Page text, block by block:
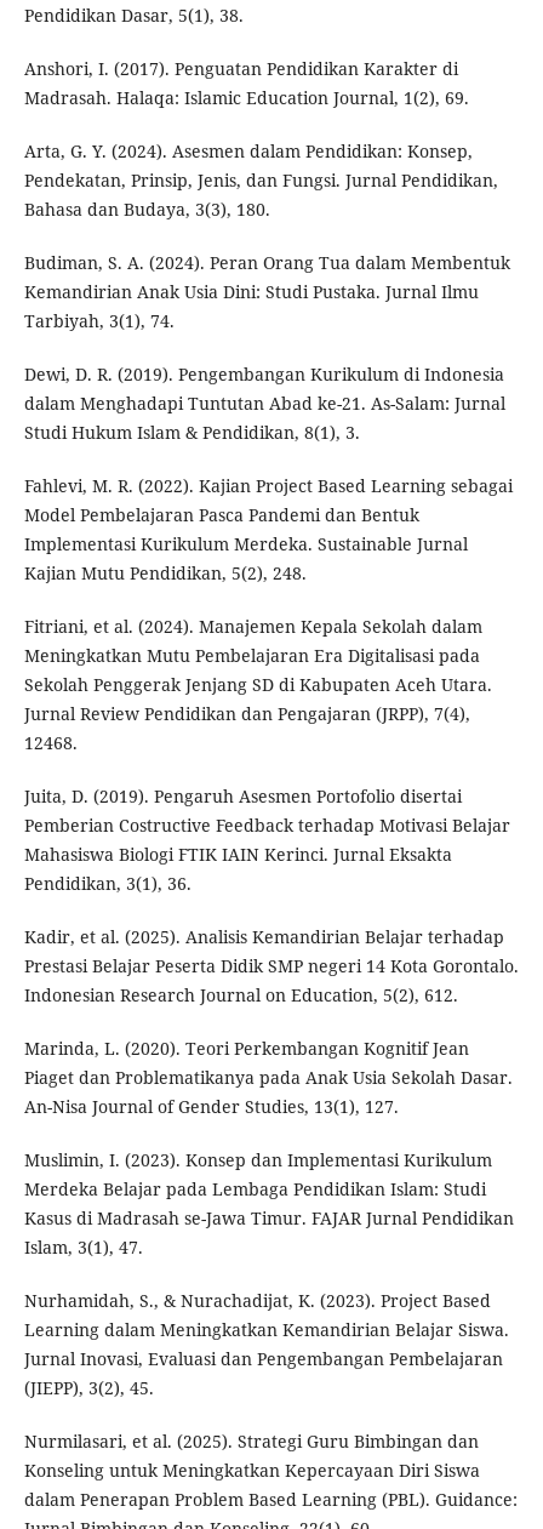
Pendidikan Dasar, 5(1), 38.
Anshori, I. (2017). Penguatan Pendidikan Karakter di
Madrasah. Halaqa: Islamic Education Journal, 1(2), 69.
Arta, G. Y. (2024). Asesmen dalam Pendidikan: Konsep,
Pendekatan, Prinsip, Jenis, dan Fungsi. Jurnal Pendidikan,
Bahasa dan Budaya, 3(3), 180.
Budiman, S. A. (2024). Peran Orang Tua dalam Membentuk
Kemandirian Anak Usia Dini: Studi Pustaka. Jurnal Ilmu
Tarbiyah, 3(1), 74.
Dewi, D. R. (2019). Pengembangan Kurikulum di Indonesia
dalam Menghadapi Tuntutan Abad ke-21. As-Salam: Jurnal
Studi Hukum Islam & Pendidikan, 8(1), 3.
Fahlevi, M. R. (2022). Kajian Project Based Learning sebagai
Model Pembelajaran Pasca Pandemi dan Bentuk
Implementasi Kurikulum Merdeka. Sustainable Jurnal
Kajian Mutu Pendidikan, 5(2), 248.
Fitriani, et al. (2024). Manajemen Kepala Sekolah dalam
Meningkatkan Mutu Pembelajaran Era Digitalisasi pada
Sekolah Penggerak Jenjang SD di Kabupaten Aceh Utara.
Jurnal Review Pendidikan dan Pengajaran (JRPP), 7(4),
12468.
Juita, D. (2019). Pengaruh Asesmen Portofolio disertai
Pemberian Costructive Feedback terhadap Motivasi Belajar
Mahasiswa Biologi FTIK IAIN Kerinci. Jurnal Eksakta
Pendidikan, 3(1), 36.
Kadir, et al. (2025). Analisis Kemandirian Belajar terhadap
Prestasi Belajar Peserta Didik SMP negeri 14 Kota Gorontalo.
Indonesian Research Journal on Education, 5(2), 612.
Marinda, L. (2020). Teori Perkembangan Kognitif Jean
Piaget dan Problematikanya pada Anak Usia Sekolah Dasar.
An-Nisa Journal of Gender Studies, 13(1), 127.
Muslimin, I. (2023). Konsep dan Implementasi Kurikulum
Merdeka Belajar pada Lembaga Pendidikan Islam: Studi
Kasus di Madrasah se-Jawa Timur. FAJAR Jurnal Pendidikan
Islam, 3(1), 47.
Nurhamidah, S., & Nurachadijat, K. (2023). Project Based
Learning dalam Meningkatkan Kemandirian Belajar Siswa.
Jurnal Inovasi, Evaluasi dan Pengembangan Pembelajaran
(JIEPP), 3(2), 45.
Nurmilasari, et al. (2025). Strategi Guru Bimbingan dan
Konseling untuk Meningkatkan Kepercayaan Diri Siswa
dalam Penerapan Problem Based Learning (PBL). Guidance: